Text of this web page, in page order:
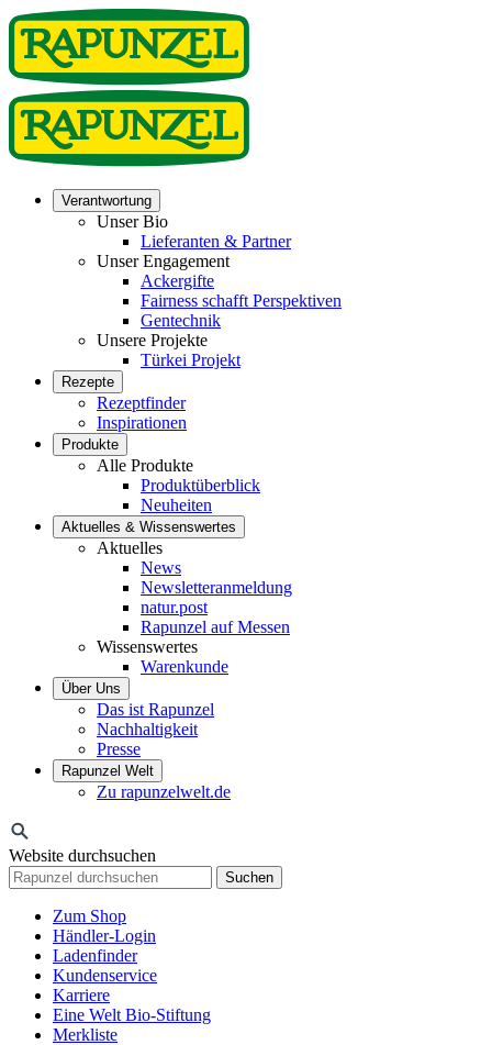
Verantwortung
Unser Bio
Lieferanten & Partner
Unser Engagement
Ackergifte
Fairness schafft Perspektiven
Gentechnik
Unsere Projekte
Türkei Projekt
Rezepte
Rezeptfinder
Inspirationen
Produkte
Alle Produkte
Produktüberblick
Neuheiten
Aktuelles & Wissenswertes
Aktuelles
News
Newsletteranmeldung
natur.post
Rapunzel auf Messen
Wissenswertes
Warenkunde
Über Uns
Das ist Rapunzel
Nachhaltigkeit
Presse
Rapunzel Welt
Zu rapunzelwelt.de
Website durchsuchen
Suchen
Zum Shop
Händler-Login
Ladenfinder
Kundenservice
Karriere
Eine Welt Bio-Stiftung
Merkliste